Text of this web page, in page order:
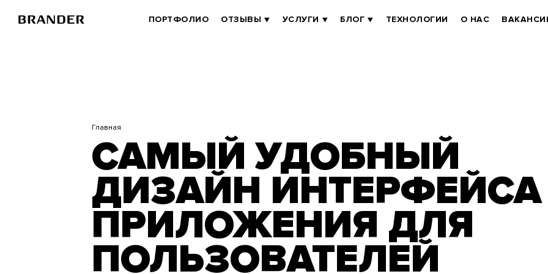
BRANDER
ПОРТФОЛИО ОТЗЫВЫ УСЛУГИ БЛОГ ТЕХНОЛОГИИ О НАС
Главная
САМЫЙ УДОБНЫЙ
ДИЗАЙН ИНТЕРФЕЙСА
ПРИЛОЖЕНИЯ ДЛЯ
ПОЛЬЗОВАТЕЛЕЙ